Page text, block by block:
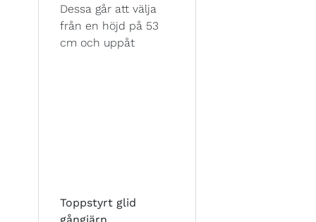
Dessa går att välja
från en höjd på 53
cm och uppåt
Toppstyrt glid